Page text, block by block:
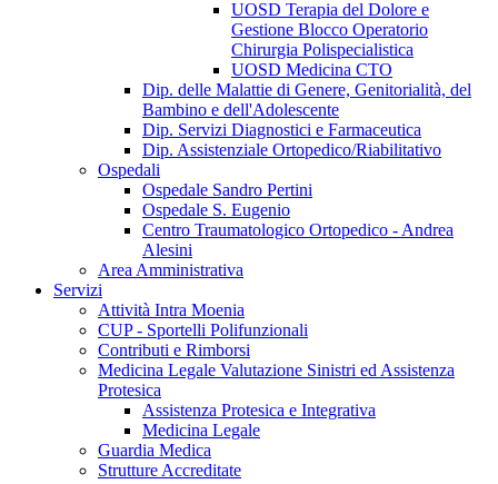
UOSD Terapia del Dolore e
Gestione Blocco Operatorio
Chirurgia Polispecialistica
UOSD Medicina CTO
Dip. delle Malattie di Genere, Genitorialità, del
Bambino e dell'Adolescente
Dip. Servizi Diagnostici e Farmaceutica
Dip. Assistenziale Ortopedico/Riabilitativo
Ospedali
Ospedale Sandro Pertini
Ospedale S. Eugenio
Centro Traumatologico Ortopedico - Andrea
Alesini
Area Amministrativa
Servizi
Attività Intra Moenia
CUP - Sportelli Polifunzionali
Contributi e Rimborsi
Medicina Legale Valutazione Sinistri ed Assistenza
Protesica
Assistenza Protesica e Integrativa
Medicina Legale
Guardia Medica
Strutture Accreditate